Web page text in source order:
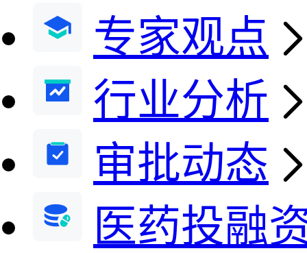
专家观点
行业分析
审批动态
医药投融